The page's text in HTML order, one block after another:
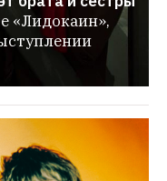
«Лидокаин»,